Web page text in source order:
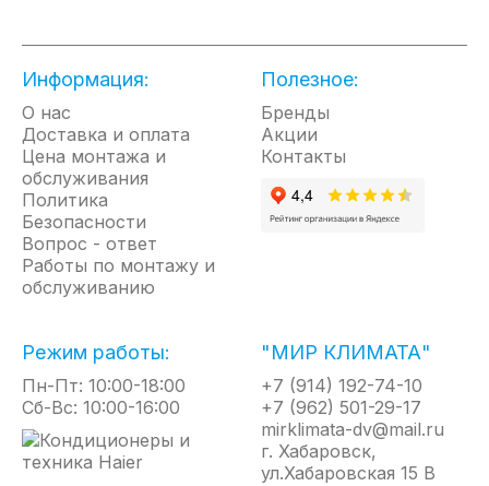
• Экономия электроэнергии до 14%
• Эмалевое покрытие TitanShield
• Трехступенчатая электронная система
защиты
• Защита от перегрева
• Сверхпрочный бак - тестирование при
16 атм
• Увеличенный магниевый анод для
дополнительной защиты
• Профессиональная система защиты от
комплекте
• 5 лет гарантии на внутренний бак
Информация:
О нас
Доставка и оплата
Цена монтажа и
обслуживания
Политика
Безопасности
Вопрос - ответ
Работы по монтажу и
обслуживанию
Полезное:
Бренды
Акции
Контакты
Режим работы:
Пн-Пт: 10:00-18:00
Сб-Вс: 10:00-16:00
"МИР КЛИМАТА"
+7 (914) 192-74-10
+7 (962) 501-29-17
mirklimata-dv@mail.ru
г. Хабаровск,
ул.Хабаровская 15 В